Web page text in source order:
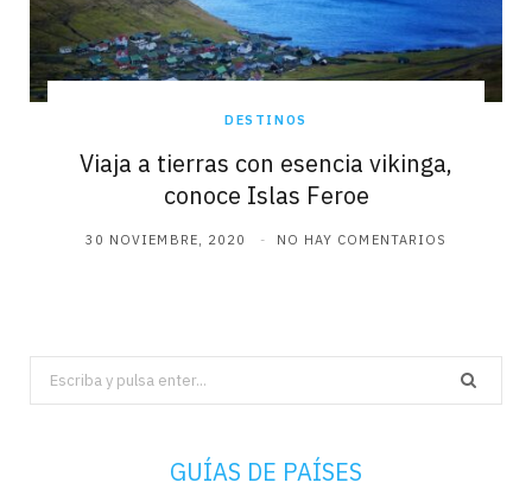
DESTINOS
Viaja a tierras con esencia vikinga,
conoce Islas Feroe
30 NOVIEMBRE, 2020 NO HAY COMENTARIOS
Search
for:
GUÍAS DE PAÍSES